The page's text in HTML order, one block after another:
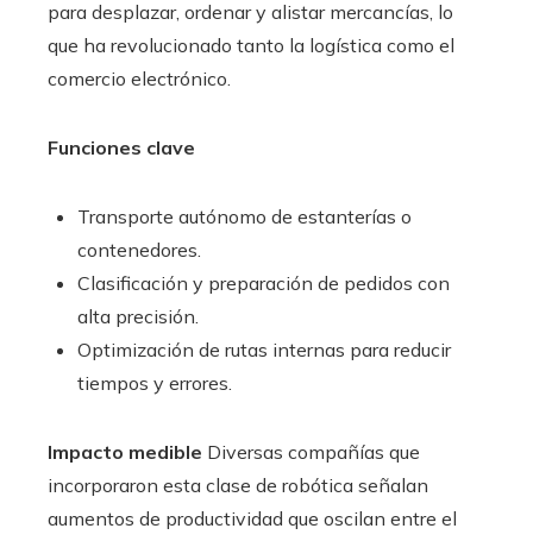
para desplazar, ordenar y alistar mercancías, lo
que ha revolucionado tanto la logística como el
comercio electrónico.
Funciones clave
Transporte autónomo de estanterías o
contenedores.
Clasificación y preparación de pedidos con
alta precisión.
Optimización de rutas internas para reducir
tiempos y errores.
Impacto medible Diversas compañías que
incorporaron esta clase de robótica señalan
aumentos de productividad que oscilan entre el